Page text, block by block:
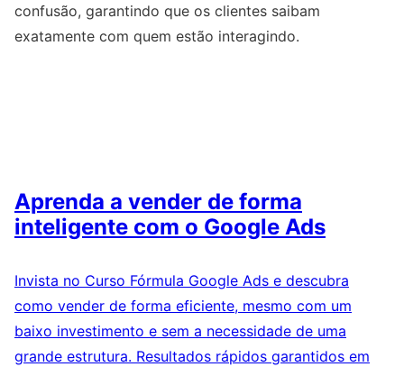
confusão, garantindo que os clientes saibam
exatamente com quem estão interagindo.
Aprenda a vender de forma
inteligente com o Google Ads
Invista no Curso Fórmula Google Ads e descubra
como vender de forma eficiente, mesmo com um
baixo investimento e sem a necessidade de uma
grande estrutura. Resultados rápidos garantidos em